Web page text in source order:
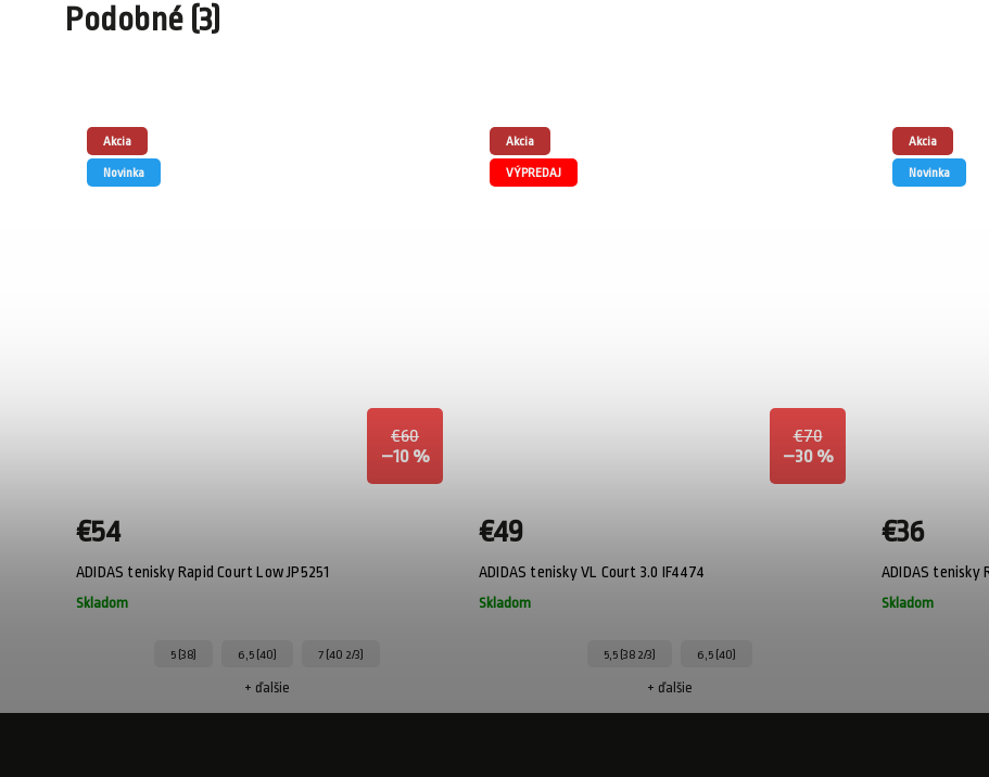
Podobné (3)
Akcia
Novinka
€60
–10 %
ADIDAS tenisky Rapid Court Low JP5251
Skladom
€54
5 (38) 6,5 (40) 7 (40 2/3)
+ ďalšie
Akcia
VÝPREDAJ
€70
–30 %
ADIDAS tenisky VL Court 3.0 IF4474
Skladom
€49
5,5 (38 2/3) 6,5 (40)
+ ďalšie
Akcia
Novinka
ADIDAS tenisky
Skladom
€36